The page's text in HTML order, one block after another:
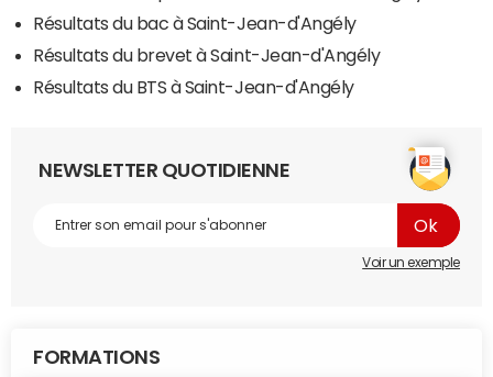
Résultats du bac à Saint-Jean-d'Angély
Résultats du brevet à Saint-Jean-d'Angély
Résultats du BTS à Saint-Jean-d'Angély
NEWSLETTER QUOTIDIENNE
Voir un exemple
FORMATIONS